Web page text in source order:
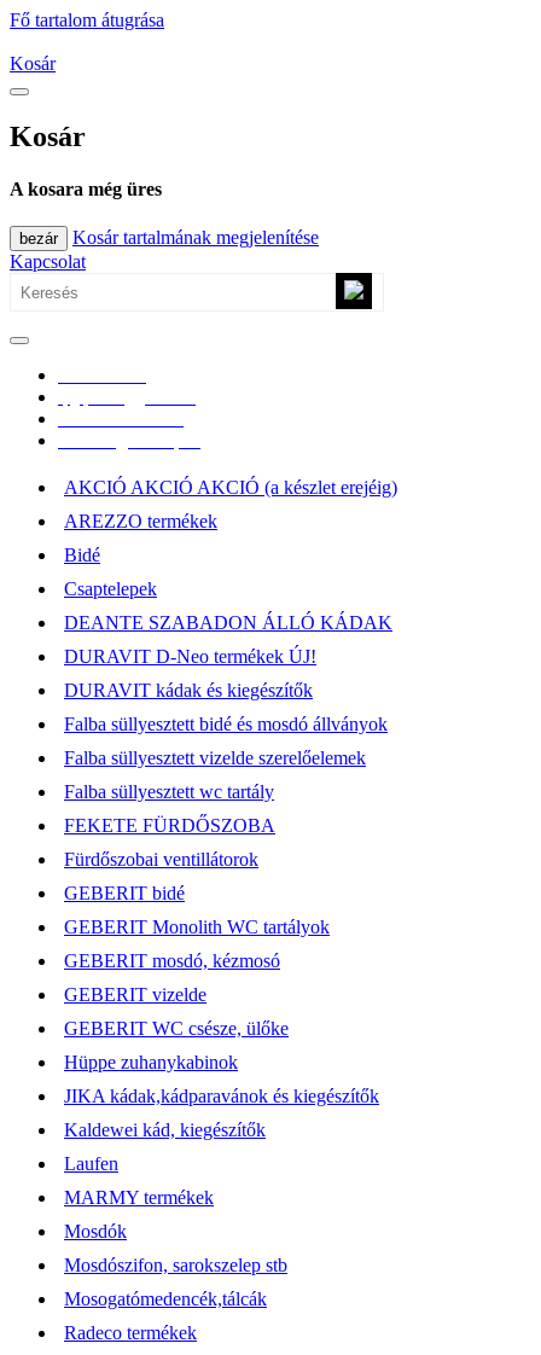
Fő tartalom átugrása
Kosár
Kosár
A kosara még üres
bezár
Kosár tartalmának megjelenítése
Kapcsolat
AKCIÓ AKCIÓ AKCIÓ (a készlet erejéig)
AREZZO termékek
Bidé
Csaptelepek
DEANTE SZABADON ÁLLÓ KÁDAK
DURAVIT D-Neo termékek ÚJ!
DURAVIT kádak és kiegészítők
Falba süllyesztett bidé és mosdó állványok
Falba süllyesztett vizelde szerelőelemek
Falba süllyesztett wc tartály
FEKETE FÜRDŐSZOBA
Fürdőszobai ventillátorok
GEBERIT bidé
GEBERIT Monolith WC tartályok
GEBERIT mosdó, kézmosó
GEBERIT vizelde
GEBERIT WC csésze, ülőke
Hüppe zuhanykabinok
JIKA kádak,kádparavánok és kiegészítők
Kaldewei kád, kiegészítők
Laufen
MARMY termékek
Mosdók
Mosdószifon, sarokszelep stb
Mosogatómedencék,tálcák
Radeco termékek